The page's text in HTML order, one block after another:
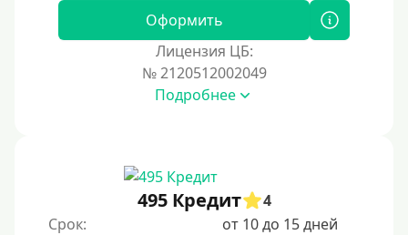
С автоматическим одобрением
Без номера телефона
Без платных услуг и подписок
Онлайн круглосуточно
На карту круглосуточно
Оформить
Лицензия ЦБ:
№ 2120512002049
Подробнее
495 Кредит
4
Срок:
от 10 до 15 дней